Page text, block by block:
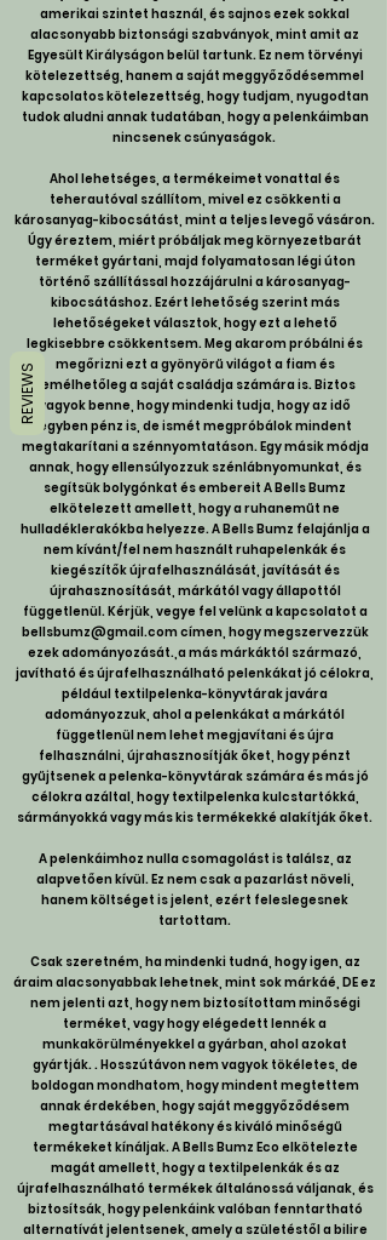
amerikai szintet használ, és sajnos ezek sokkal
alacsonyabb biztonsági szabványok, mint amit az
Egyesült Királyságon belül tartunk. Ez nem törvényi
kötelezettség, hanem a saját meggyőződésemmel
kapcsolatos kötelezettség, hogy tudjam, nyugodtan
tudok aludni annak tudatában, hogy a pelenkáimban
nincsenek csúnyaságok.
Ahol lehetséges, a termékeimet vonattal és
teherautóval szállítom, mivel ez csökkenti a
károsanyag-kibocsátást, mint a teljes levegő vásáron.
Úgy éreztem, miért próbáljak meg környezetbarát
terméket gyártani, majd folyamatosan légi úton
történő szállítással hozzájárulni a károsanyag-
kibocsátáshoz. Ezért lehetőség szerint más
lehetőségeket választok, hogy ezt a lehető
legkisebbre csökkentsem. Meg akarom próbálni és
megőrizni ezt a gyönyörű világot a fiam és
remélhetőleg a saját családja számára is. Biztos
vagyok benne, hogy mindenki tudja, hogy az idő
egyben pénz is, de ismét megpróbálok mindent
megtakarítani a szénnyomtatáson. Egy másik módja
annak, hogy ellensúlyozzuk szénlábnyomunkat, és
segítsük bolygónkat és embereit A Bells Bumz
elkötelezett amellett, hogy a ruhaneműt ne
hulladéklerakókba helyezze. A Bells Bumz felajánlja a
nem kívánt/fel nem használt ruhapelenkák és
kiegészítők újrafelhasználását, javítását és
újrahasznosítását, márkától vagy állapottól
függetlenül. Kérjük, vegye fel velünk a kapcsolatot a
bellsbumz@gmail.comcímen, hogy megszervezzük
ezek adományozását.,a más márkáktól származó,
javítható és újrafelhasználható pelenkákat jó célokra,
például textilpelenka-könyvtárak javára
adományozzuk, ahol a pelenkákat a márkától
függetlenül nem lehet megjavítani és újra
felhasználni, újrahasznosítják őket, hogy pénzt
gyűjtsenek a pelenka-könyvtárak számára és más jó
célokra azáltal, hogy textilpelenka kulcstartókká,
sármányokká vagy más kis termékekké alakítják őket.
A pelenkáimhoz nulla csomagolást is találsz, az
alapvetően kívül. Ez nem csak a pazarlást növeli,
hanem költséget is jelent, ezért feleslegesnek
tartottam.
Csak szeretném, ha mindenki tudná, hogy igen, az
áraim alacsonyabbak lehetnek, mint sok márkáé, DE ez
nem jelenti azt, hogy nem biztosítottam minőségi
terméket, vagy hogy elégedett lennék a
munkakörülményekkel a gyárban, ahol azokat
gyártják. . Hosszútávon nem vagyok tökéletes, de
boldogan mondhatom, hogy mindent megtettem
annak érdekében, hogy saját meggyőződésem
megtartásával hatékony és kiváló minőségű
termékeket kínáljak.A Bells Bumz Eco elkötelezte
magát amellett, hogy a textilpelenkák és az
újrafelhasználható termékek általánossá váljanak, és
biztosítsák, hogy pelenkáink valóban fenntartható
alternatívát jelentsenek, amely a születéstől a bilire
REVIEWS